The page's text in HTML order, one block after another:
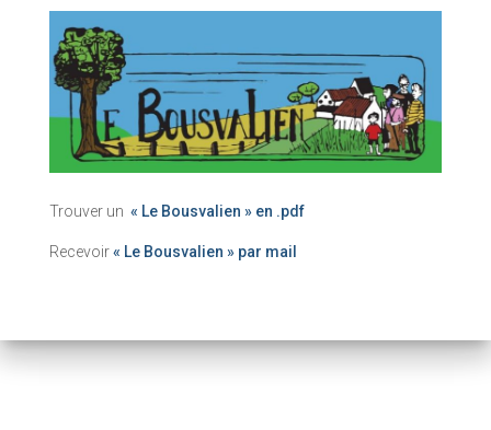
Trouver un « Le Bousvalien » en .pdf
Recevoir« Le Bousvalien » par mail